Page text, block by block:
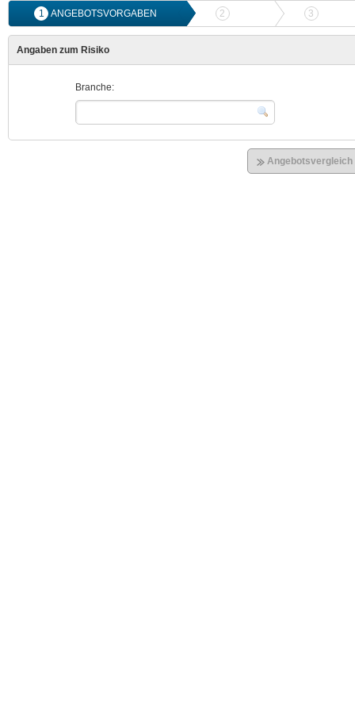
1 ANGEBOTSVORGABEN 2 ANGEBOTSVERGLEICH
3
Angaben zum Risiko
Branche:
Angebotsvergleich